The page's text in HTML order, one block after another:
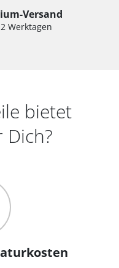
Versand
Werktagen
bietet